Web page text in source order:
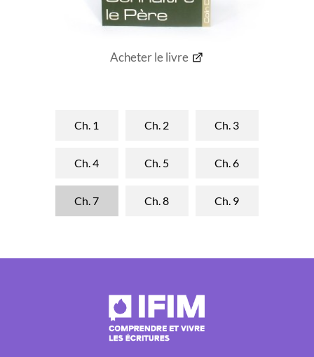
Acheter le livre
Ch. 1 Ch. 2 Ch. 3
Ch. 4 Ch. 5 Ch. 6
Ch. 7 Ch. 8 Ch. 9